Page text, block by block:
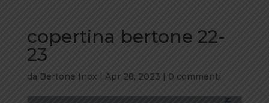
copertina bertone 22-
23
da Bertone Inox | Apr 28, 2023 | 0 commenti